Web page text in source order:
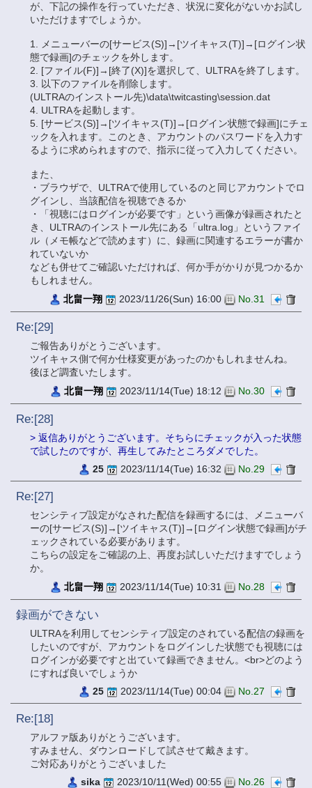
が、下記の操作を行っていただき、状況に変化がないかお試し
いただけますでしょうか。
1. メニューバーの[サービス(S)]→[ツイキャス(T)]→[ログイン状
態で録画]のチェックを外します。
2. [ファイル(F)]→[終了(X)]を選択して、ULTRAを終了します。
3. 以下のファイルを削除します。
(ULTRAのインストール先)\data\twitcasting\session.dat
4. ULTRAを起動します。
5. [サービス(S)]→[ツイキャス(T)]→[ログイン状態で録画]にチェ
ックを入れます。このとき、アカウントのパスワードを入力す
るように求められますので、指示に従って入力してください。
また、
・ブラウザで、ULTRAで使用しているのと同じアカウントでロ
グインし、当該配信を視聴できるか
・「視聴にはログインが必要です」という画像が録画されたと
き、ULTRAのインストール先にある「ultra.log」というファイ
ル（メモ帳などで読めます）に、録画に関連するエラーが書か
れていないか
なども併せてご確認いただければ、何か手がかりが見つかるか
もしれません。
北畠一翔
2023/11/26(Sun) 16:00 No.31
Re:[29]
ご報告ありがとうございます。
ツイキャス側で何か仕様変更があったのかもしれませんね。
後ほど調査いたします。
北畠一翔
2023/11/14(Tue) 18:12 No.30
Re:[28]
> 返信ありがとうございます。そちらにチェックが入った状態
で試したのですが、再生してみたところダメでした。
25
2023/11/14(Tue) 16:32 No.29
Re:[27]
センシティブ設定がなされた配信を録画するには、メニューバ
ーの[サービス(S)]→[ツイキャス(T)]→[ログイン状態で録画]がチ
ェックされている必要があります。
こちらの設定をご確認の上、再度お試しいただけますでしょう
か。
北畠一翔
2023/11/14(Tue) 10:31 No.28
録画ができない
ULTRAを利用してセンシティブ設定のされている配信の録画を
したいのですが、アカウントをログインした状態でも視聴には
ログインが必要ですと出ていて録画できません。<br>どのよう
にすれば良いでしょうか
25
2023/11/14(Tue) 00:04 No.27
Re:[18]
アルファ版ありがとうございます。
すみません、ダウンロードして試させて戴きます。
ご対応ありがとうございました
sika
2023/10/11(Wed) 00:55 No.26